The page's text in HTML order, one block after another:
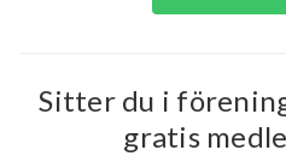
Sitter du i
gratis